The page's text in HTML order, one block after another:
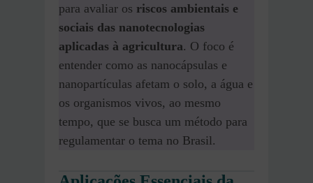
para avaliar os riscos ambientais e
sociais das nanotecnologias
aplicadas à agricultura. O foco é
entender como as nanocápsulas e
nanopartículas afetam o solo, a água e
os organismos vivos, ao mesmo
tempo, que se busca um método para
regulamentar o tema no Brasil.